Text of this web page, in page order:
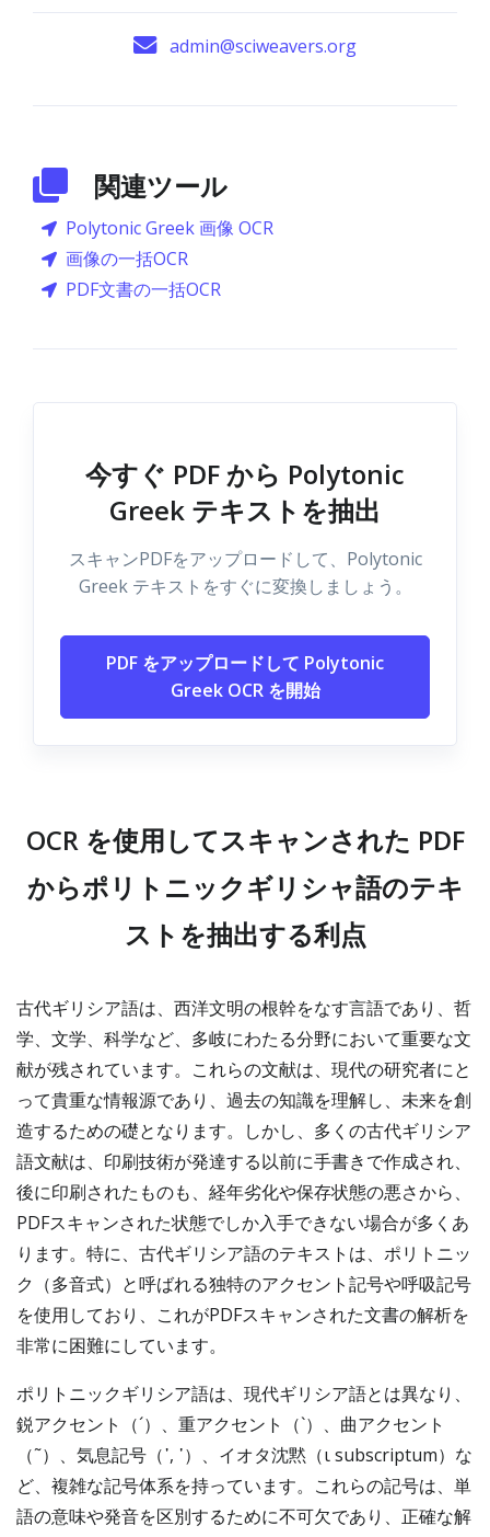
admin@sciweavers.org
関連ツール
Polytonic Greek 画像 OCR
画像の一括OCR
PDF文書の一括OCR
今すぐ PDF から Polytonic
Greek テキストを抽出
スキャンPDFをアップロードして、Polytonic
Greek テキストをすぐに変換しましょう。
PDF をアップロードして Polytonic
Greek OCR を開始
OCR を使用してスキャンされた PDF
からポリトニックギリシャ語のテキ
ストを抽出する利点
古代ギリシア語は、西洋文明の根幹をなす言語であり、哲
学、文学、科学など、多岐にわたる分野において重要な文
献が残されています。これらの文献は、現代の研究者にと
って貴重な情報源であり、過去の知識を理解し、未来を創
造するための礎となります。しかし、多くの古代ギリシア
語文献は、印刷技術が発達する以前に手書きで作成され、
後に印刷されたものも、経年劣化や保存状態の悪さから、
PDFスキャンされた状態でしか入手できない場合が多くあ
ります。特に、古代ギリシア語のテキストは、ポリトニッ
ク（多音式）と呼ばれる独特のアクセント記号や呼吸記号
を使用しており、これがPDFスキャンされた文書の解析を
非常に困難にしています。
ポリトニックギリシア語は、現代ギリシア語とは異なり、
鋭アクセント（´）、重アクセント（`）、曲アクセント
（˜）、気息記号（῾, ᾽）、イオタ沈黙（ι subscriptum）な
ど、複雑な記号体系を持っています。これらの記号は、単
語の意味や発音を区別するために不可欠であり、正確な解